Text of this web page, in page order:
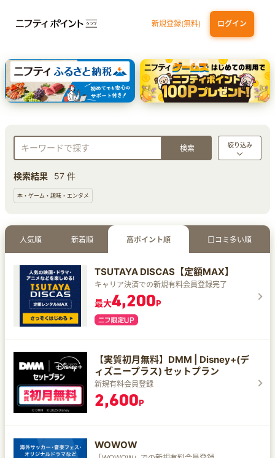
新規登録(無料) ログイン
dカード GOLD 三井住友カード ゴールド（NL）（家族カード発行）
【実質初月無料】DMM | Disney+(ディズニープラス) セットプラン
SBI証券 確定拠出年金（iDeCo）
絞り込み
検索結果 57 件
本・ゲーム・趣味・エンタメ
人気順 新着順 高ポイント順 口コミ多い順
TSUTAYA DISCAS【定額MAX】
キャリア決済での新規有料会員登録完了
最大4,200P
【実質初月無料】DMM | Disney+(デ
ィズニープラス) セットプラン
新規有料会員登録
2,600P
WOWOW